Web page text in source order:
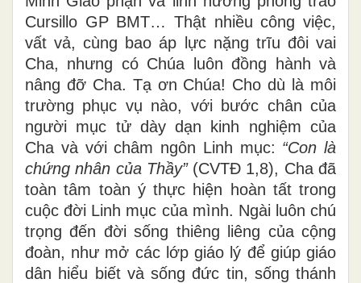
Cursillo GP BMT… Thật nhiều công việc,
vất vả, cùng bao áp lực nặng trĩu đôi vai
Cha, nhưng có Chúa luôn đồng hành và
nâng đỡ Cha. Tạ ơn Chúa! Cho dù là môi
trường phục vụ nào, với bước chân của
người mục tử dày dạn kinh nghiệm của
Cha và với châm ngôn Linh mục: “Con là
chứng nhân của Thầy”(CVTĐ 1,8), Cha đã
toàn tâm toàn ý thực hiện hoàn tất trong
cuộc đời Linh mục của mình. Ngài luôn chú
trọng đến đời sống thiêng liêng của cộng
đoàn, như mở các lớp giáo lý để giúp giáo
dân hiểu biết và sống đức tin, sống thánh